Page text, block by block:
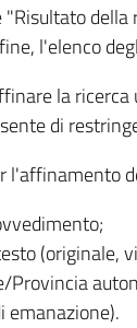
"Risultato
l'elenco
la
di
l'affinamento
(originale,
Provincia
emanazione).